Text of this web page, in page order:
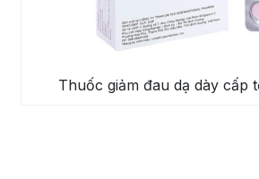
Thuốc giảm đau dạ dày cấp